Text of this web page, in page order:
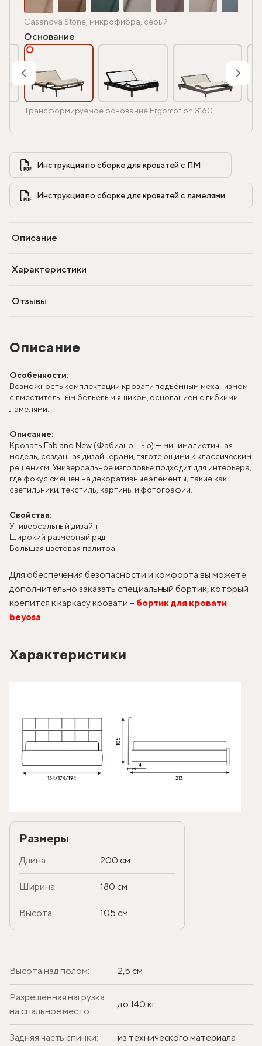
Описание
Особенности:
Возможность комплектации кровати подъёмным механизмом
с вместительным бельевым ящиком, основанием с гибкими
ламелями.
Описание:
Кровать Fabiano New (Фабиано Нью) — минималистичная
модель, созданная дизайнерами, тяготеющими к классическим
решениям. Универсальное изголовье подходит для интерьера,
где фокус смещен на декоративные элементы, такие как
светильники, текстиль, картины и фотографии.
Свойства:
Универсальный дизайн
Широкий размерный ряд
Большая цветовая палитра
Для обеспечения безопасности и комфорта вы можете
дополнительно заказать специальный бортик, который
крепится к каркасу кровати – бортик для кровати
beyosa
Характеристики
Размеры
Длина 200 см
Ширина 180 см
Высота 105 см
Высота над полом: 2,5 см
Разрешенная нагрузка
на спальное место:
до 140 кг
Задняя часть спинки: из технического материала
Casanova Stone, микрофибра, серый
Основание
Трансформируемое основание Ergomotion 3160
Инструкция по сборке для кроватей с ПМ
Описание
Характеристики
Отзывы